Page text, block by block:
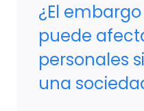
¿El
puede
personales
una